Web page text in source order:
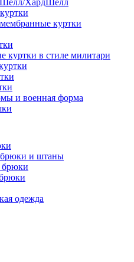
ХардШелл
куртки
куртки в стиле милитари
и военная форма
брюки и штаны
одежда